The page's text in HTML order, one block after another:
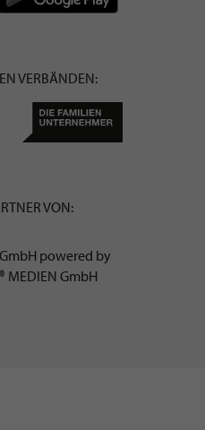
VERBÄNDEN:
VON:
powered by
MEDIEN GmbH